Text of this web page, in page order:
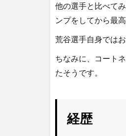
他の選手と比べて
ンプをしてから最
荒谷選手自身では
ちなみに、コート
たそうです。
経歴